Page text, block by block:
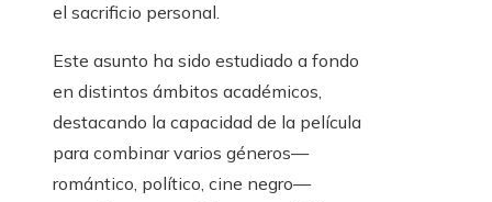
el sacrificio personal.
Este asunto ha sido estudiado a fondo
en distintos ámbitos académicos,
destacando la capacidad de la película
para combinar varios géneros—
romántico, político, cine negro—